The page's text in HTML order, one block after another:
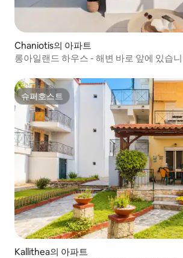
Chaniotis의 아파트
롱아일랜드 하우스 - 해변 바로 앞에 있습
슈퍼호스트
슈퍼호스트
Kallithea의 아파트